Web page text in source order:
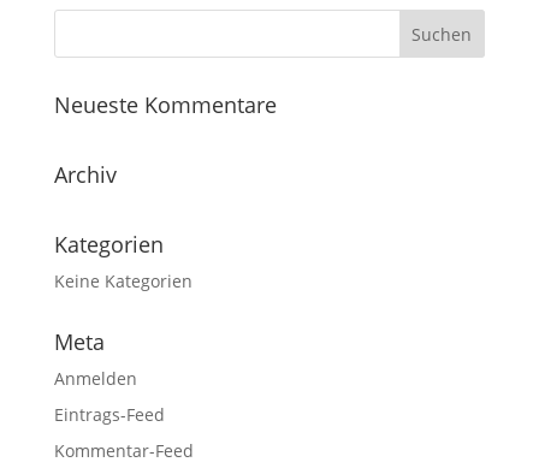
Neueste Kommentare
Archiv
Kategorien
Keine Kategorien
Meta
Anmelden
Eintrags-Feed
Kommentar-Feed